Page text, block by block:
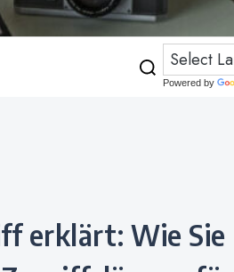
Powered by